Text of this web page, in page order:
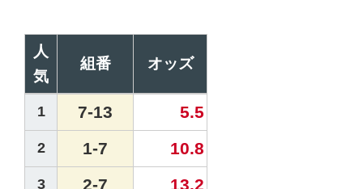
人
気
組番 オッズ
1 7-13 5.5
2 1-7 10.8
3 2-7 13.2